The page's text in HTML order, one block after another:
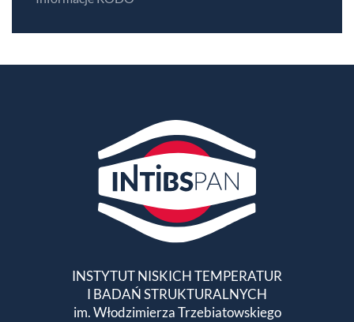
INSTYTUT NISKICH TEMPERATUR
I BADAŃ STRUKTURALNYCH
im. Włodzimierza Trzebiatowskiego